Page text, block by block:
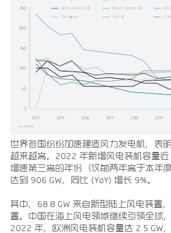
世界各国纷纷加速建造风力发电机，表
越来越高。2022 年新增风电装机容量近
增速第三高的年份（仅前两年高于本年
达到 906 GW，同比 (YoY) 增长 9%。
其中，68.8 GW 来自新型陆上风电装置
置。中国在海上风电领域继续引领全球，
2022 年，欧洲风电装机容量达 2.5 GW